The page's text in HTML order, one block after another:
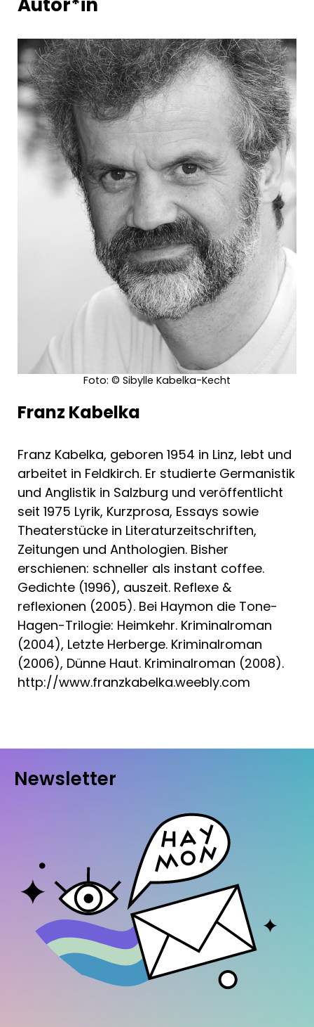
Foto: © Sibylle Kabelka-Kecht
Franz Kabelka
Franz Kabelka, geboren 1954 in Linz, lebt und
arbeitet in Feldkirch. Er studierte Germanistik
und Anglistik in Salzburg und veröffentlicht
seit 1975 Lyrik, Kurzprosa, Essays sowie
Theaterstücke in Literaturzeitschriften,
Zeitungen und Anthologien. Bisher
erschienen: schneller als instant coffee.
Gedichte (1996), auszeit. Reflexe &
reflexionen (2005). Bei Haymon die Tone-
Hagen-Trilogie: Heimkehr. Kriminalroman
(2004), Letzte Herberge. Kriminalroman
(2006), Dünne Haut. Kriminalroman (2008).
http://www.franzkabelka.weebly.com
Newsletter